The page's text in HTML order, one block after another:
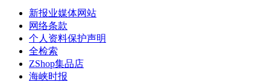
新报业媒体网站
网络条款
个人资料保护声明
全检索
ZShop集品店
海峡时报